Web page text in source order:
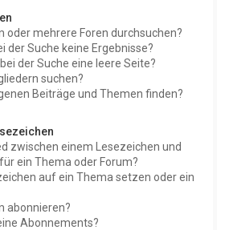
oder mehrere Foren durchsuchen?
der Suche keine Ergebnisse?
der Suche eine leere Seite?
suchen?
Beiträge und Themen finden?
zwischen einem Lesezeichen und
ein Thema oder Forum?
auf ein Thema setzen oder ein
abonnieren?
Abonnements?